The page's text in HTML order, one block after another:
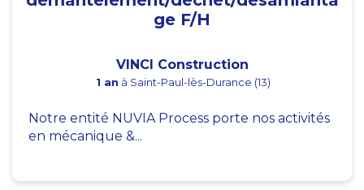
ge F/H
VINCI Construction
1 an à Saint-Paul-lès-Durance (13)
Notre entité NUVIA Process porte nos activités
en mécanique &...